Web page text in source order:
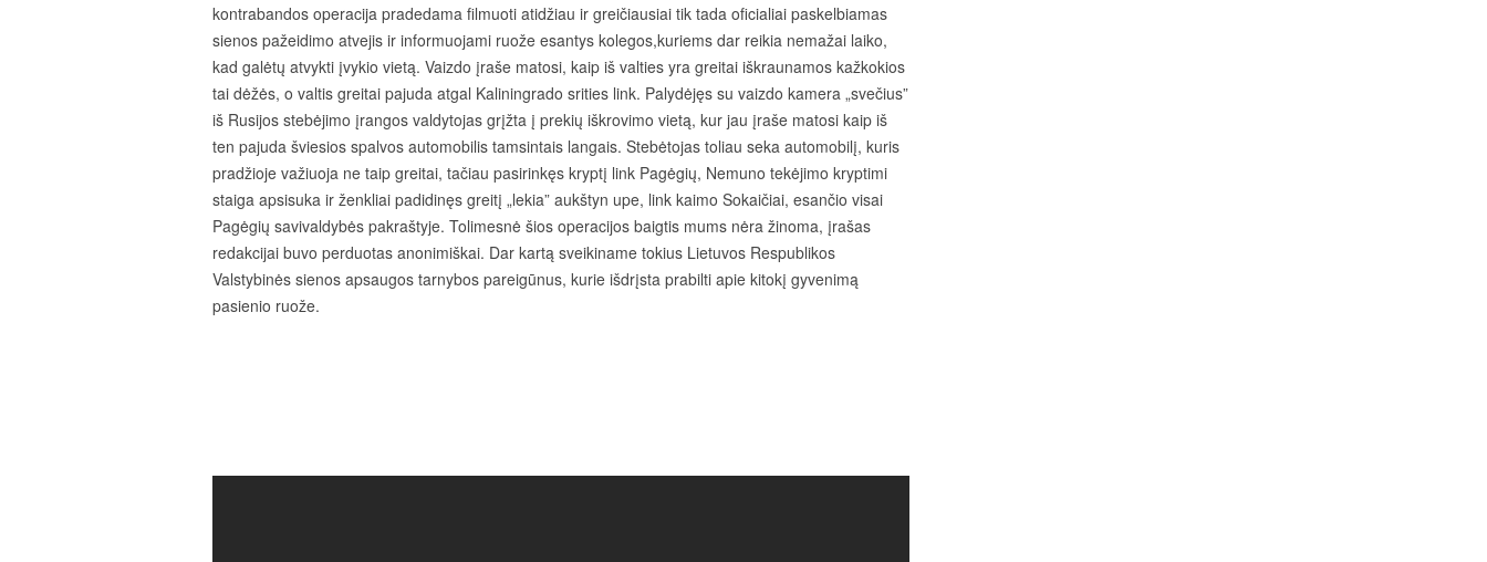
kontrabandos operacija pradedama filmuoti atidžiau ir greičiausiai tik tada oficialiai paskelbiamas
sienos pažeidimo atvejis ir informuojami ruože esantys kolegos,kuriems dar reikia nemažai laiko,
kad galėtų atvykti įvykio vietą. Vaizdo įraše matosi, kaip iš valties yra greitai iškraunamos kažkokios
tai dėžės, o valtis greitai pajuda atgal Kaliningrado srities link. Palydėjęs su vaizdo kamera „svečius”
iš Rusijos stebėjimo įrangos valdytojas grįžta į prekių iškrovimo vietą, kur jau įraše matosi kaip iš
ten pajuda šviesios spalvos automobilis tamsintais langais. Stebėtojas toliau seka automobilį, kuris
pradžioje važiuoja ne taip greitai, tačiau pasirinkęs kryptį link Pagėgių, Nemuno tekėjimo kryptimi
staiga apsisuka ir ženkliai padidinęs greitį „lekia” aukštyn upe, link kaimo Sokaičiai, esančio visai
Pagėgių savivaldybės pakraštyje. Tolimesnė šios operacijos baigtis mums nėra žinoma, įrašas
redakcijai buvo perduotas anonimiškai. Dar kartą sveikiname tokius Lietuvos Respublikos
Valstybinės sienos apsaugos tarnybos pareigūnus, kurie išdrįsta prabilti apie kitokį gyvenimą
pasienio ruože.